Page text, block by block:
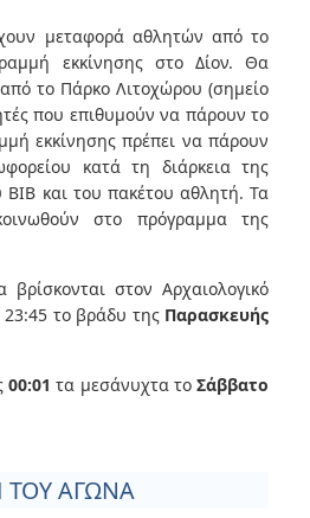
μεταφορά αθλητών από το
εκκίνησης στο Δίον. Θα
το Πάρκο Λιτοχώρου (σημείο
που επιθυμούν να πάρουν το
εκκίνησης πρέπει να πάρουν
κατά τη διάρκεια της
BIB και του πακέτου αθλητή. Τα
στο πρόγραμμα της
στον Αρχαιολογικό
23:45 το βράδυ της Παρασκευής
00:01 τα μεσάνυχτα το Σάββατο
ΤΟΥ ΑΓΩΝΑ